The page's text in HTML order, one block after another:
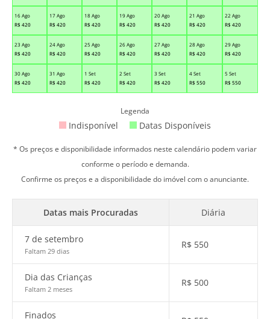
16 Ago
R$ 420
17 Ago
R$ 420
18 Ago
R$ 420
19 Ago
R$ 420
20 Ago
R$ 420
21 Ago
R$ 420
22 Ago
R$ 420
23 Ago
R$ 420
24 Ago
R$ 420
25 Ago
R$ 420
26 Ago
R$ 420
27 Ago
R$ 420
28 Ago
R$ 420
29 Ago
R$ 420
30 Ago
R$ 420
31 Ago
R$ 420
1 Set
R$ 420
2 Set
R$ 420
3 Set
R$ 420
4 Set
R$ 550
5 Set
R$ 550
Legenda
Indisponível Datas Disponíveis
* Os preços e disponibilidade informados neste calendário podem variar
conforme o período e demanda.
Confirme os preços e a disponibilidade do imóvel com o anunciante.
Datas mais Procuradas Diária
7 de setembro
Faltam 29 dias
R$ 550
Dia das Crianças
Faltam 2 meses
R$ 500
Finados